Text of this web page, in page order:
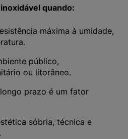
quando:
máxima à umidade,
público,
ou litorâneo.
prazo é um fator
sóbria, técnica e